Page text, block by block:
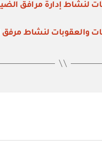
لنشاط إدارة مرافق
والعقوبات لنشاط مرفق